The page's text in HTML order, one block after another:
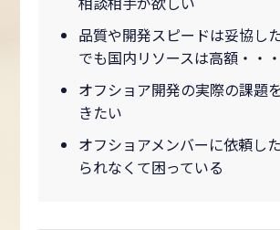
品質や開発スピードは妥協し
でも国内リソースは高額・・・
オフショア開発の実際の課題
きたい
オフショアメンバーに依頼し
られなくて困っている